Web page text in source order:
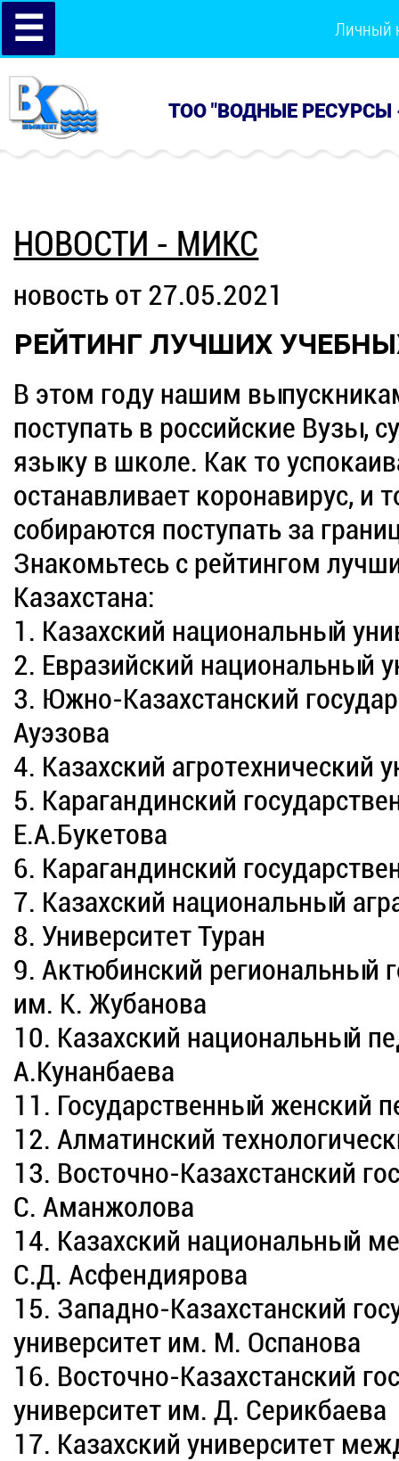
☰ Личный
ТОО "ВОДНЫЕ РЕСУРСЫ
НОВОСТИ - МИКС
новость от 27.05.2021
РЕЙТИНГ ЛУЧШИХ
В этом году нашим
поступать в российские Вузы,
языку в школе. Как то
останавливает коронавирус, и
собираются поступать за
Знакомьтесь с рейтингом
Казахстана:
1. Казахский национальный
2. Евразийский национальный
3. Южно-Казахстанский
Ауэзова
4. Казахский агротехнический
5. Карагандинский
Е.А.Букетова
6. Карагандинский
7. Казахский национальный
8. Университет Туран
9. Актюбинский региональный
им. К. Жубанова
10. Казахский национальный
А.Кунанбаева
11. Государственный женский
12. Алматинский
13. Восточно-Казахстанский
С. Аманжолова
14. Казахский национальный
С.Д. Асфендиярова
15. Западно-Казахстанский
университет им. М. Оспанова
16. Восточно-Казахстанский
университет им. Д. Серикбаева
17. Казахский университет